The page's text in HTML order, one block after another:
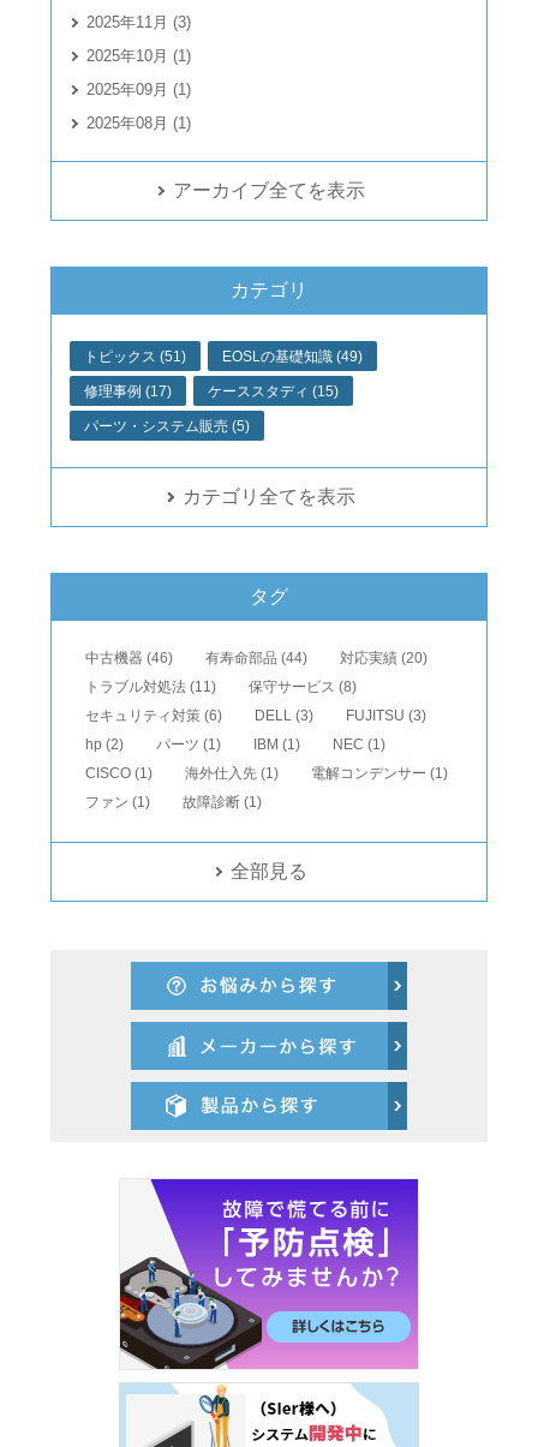
2025年11月 (3)
2025年10月 (1)
2025年09月 (1)
2025年08月 (1)
アーカイブ全てを表示
カテゴリ
トピックス (51) EOSLの基礎知識 (49)
修理事例 (17) ケーススタディ (15)
パーツ・システム販売 (5)
カテゴリ全てを表示
タグ
中古機器 (46) 有寿命部品 (44)
対応実績 (20)
トラブル対処法 (11)
保守サービス (8)
セキュリティ対策 (6)
DELL (3)
FUJITSU (3)
hp (2)
パーツ (1) IBM (1)
NEC (1)
CISCO (1)
海外仕入先 (1)
電解コンデンサー (1)
ファン (1)
故障診断 (1)
全部見る